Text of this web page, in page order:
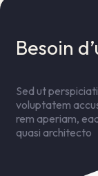
Besoin
Sed ut
voluptatem
rem aperiam,
quasi architecto